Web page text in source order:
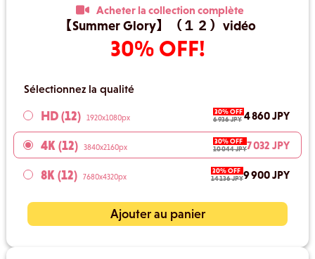
Acheter la collection complète
【Summer Glory】（１２）vidéo
30% OFF!
Sélectionnez la qualité
HD (12) 1920x1080px
30% OFF
6 936 JPY 4 860 JPY
4K (12) 3840x2160px
30% OFF
10 044 JPY7 032 JPY
8K (12) 7680x4320px
30% OFF
14 136 JPY9 900 JPY
Ajouter au panier